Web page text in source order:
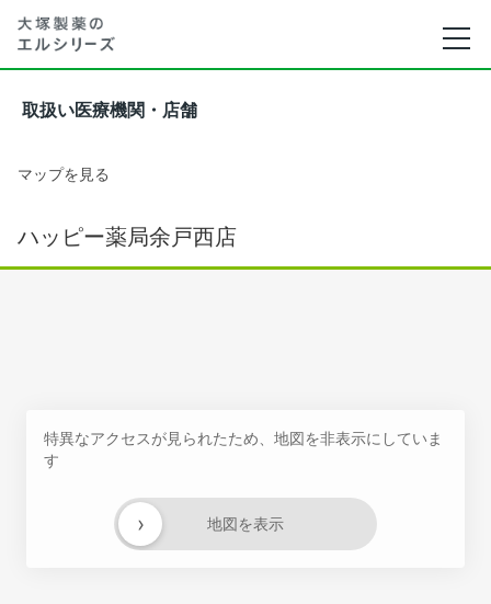
取扱い医療機関・店舗
マップを見る
ハッピー薬局余戸西店
特異なアクセスが見られたため、地図を非表示にしていま
す
地図を表示
›